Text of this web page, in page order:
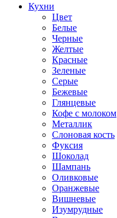
Кухни
Цвет
Белые
Черные
Желтые
Красные
Зеленые
Серые
Бежевые
Глянцевые
Кофе с молоком
Металлик
Слоновая кость
Фуксия
Шоколад
Шампань
Оливковые
Оранжевые
Вишневые
Изумрудные